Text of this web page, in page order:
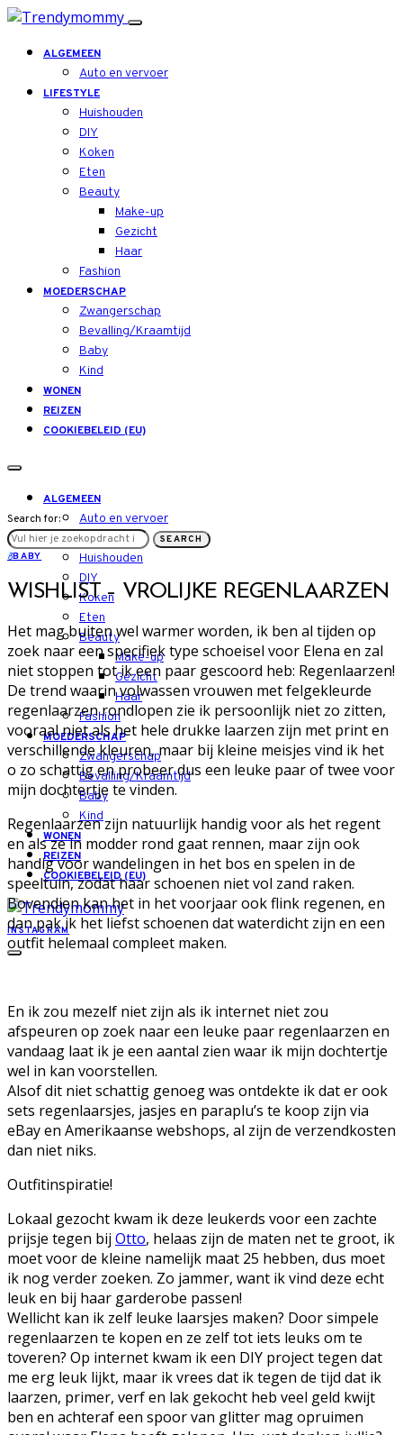
ALGEMEEN
Auto en vervoer
LIFESTYLE
Huishouden
DIY
Koken
Eten
Beauty
Make-up
Gezicht
Haar
Fashion
MOEDERSCHAP
Zwangerschap
Bevalling/Kraamtijd
Baby
Kind
WONEN
REIZEN
COOKIEBELEID (EU)
ALGEMEEN
Auto en vervoer
LIFESTYLE
Huishouden
DIY
Koken
Eten
Beauty
Make-up
Gezicht
Haar
Fashion
MOEDERSCHAP
Zwangerschap
Bevalling/Kraamtijd
Baby
Kind
WONEN
REIZEN
COOKIEBELEID (EU)
INSTAGRAM
Search for:
SEARCH
BBABY
WISHLIST – VROLIJKE REGENLAARZEN
Het mag buiten wel warmer worden, ik ben al tijden op
zoek naar een specifiek type schoeisel voor Elena en zal
niet stoppen tot ik een paar gescoord heb: Regenlaarzen!
De trend waarin volwassen vrouwen met felgekleurde
regenlaarzen rondlopen zie ik persoonlijk niet zo zitten,
vooraal niet als het hele drukke laarzen zijn met print en
verschillende kleuren, maar bij kleine meisjes vind ik het
o zo schattig en probeer dus een leuke paar of twee voor
mijn dochtertje te vinden.
Regenlaarzen zijn natuurlijk handig voor als het regent
en als ze in modder rond gaat rennen, maar zijn ook
handig voor wandelingen in het bos en spelen in de
speeltuin, zodat haar schoenen niet vol zand raken.
Bovendien kan het in het voorjaar ook flink regenen, en
dan pak ik het liefst schoenen dat waterdicht zijn en een
outfit helemaal compleet maken.
En ik zou mezelf niet zijn als ik internet niet zou
afspeuren op zoek naar een leuke paar regenlaarzen en
vandaag laat ik je een aantal zien waar ik mijn dochtertje
wel in kan voorstellen.
Alsof dit niet schattig genoeg was ontdekte ik dat er ook
sets regenlaarsjes, jasjes en paraplu’s te koop zijn via
eBay en Amerikaanse webshops, al zijn de verzendkosten
dan niet niks.
Outfitinspiratie!
Lokaal gezocht kwam ik deze leukerds voor een zachte
prijsje tegen bij Otto, helaas zijn de maten net te groot, ik
moet voor de kleine namelijk maat 25 hebben, dus moet
ik nog verder zoeken. Zo jammer, want ik vind deze echt
leuk en bij haar garderobe passen!
Wellicht kan ik zelf leuke laarsjes maken? Door simpele
regenlaarzen te kopen en ze zelf tot iets leuks om te
toveren? Op internet kwam ik een DIY project tegen dat
me erg leuk lijkt, maar ik vrees dat ik tegen de tijd dat ik
laarzen, primer, verf en lak gekocht heb veel geld kwijt
ben en achteraf een spoor van glitter mag opruimen